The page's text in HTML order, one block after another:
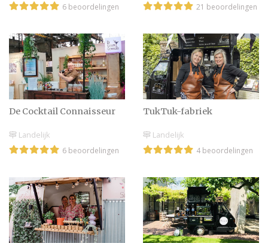
6 beoordelingen 21 beoordelingen
De Cocktail Connaisseur
Landelijk
6 beoordelingen
TukTuk-fabriek
Landelijk
4 beoordelingen